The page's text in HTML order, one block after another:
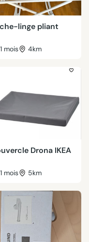
linge pliant
1 mois 4km
Drona IKEA
1 mois 5km